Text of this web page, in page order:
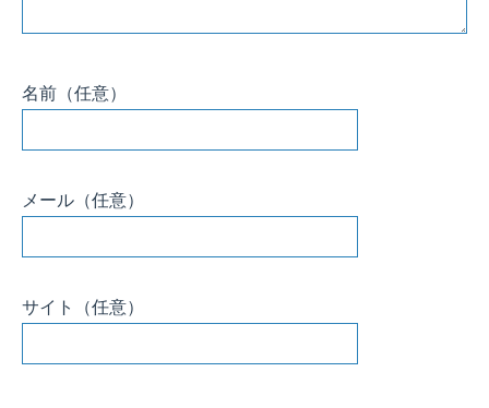
名前 （任意）
メール （任意）
サイト （任意）